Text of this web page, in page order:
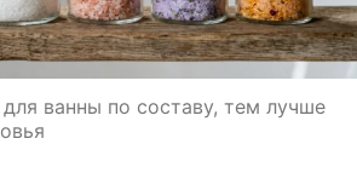
ванны по составу, тем лучше